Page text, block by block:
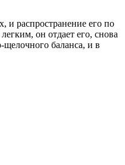
и распространение его по
он отдает его, снова
щелочного баланса, и в